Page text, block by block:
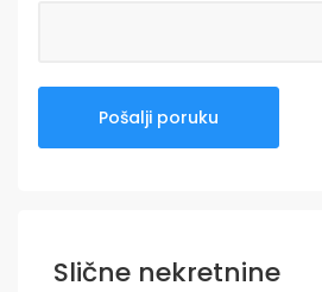
Slične nekretnine